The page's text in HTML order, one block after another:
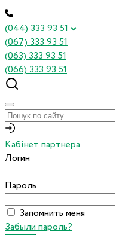
(044) 333 93 51
(067) 333 93 51
(063) 333 93 51
(066) 333 93 51
Кабінет партнера
Логин
Пароль
Запомнить меня
Забыли пароль?